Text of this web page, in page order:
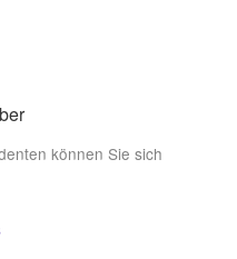
können Sie sich